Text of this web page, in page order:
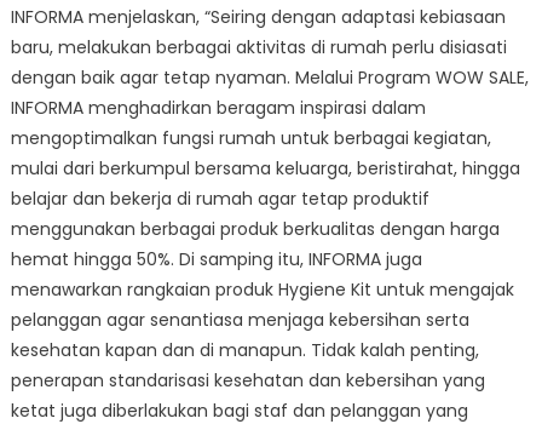
INFORMA menjelaskan, “Seiring dengan adaptasi kebiasaan
baru, melakukan berbagai aktivitas di rumah perlu disiasati
dengan baik agar tetap nyaman. Melalui Program WOW SALE,
INFORMA menghadirkan beragam inspirasi dalam
mengoptimalkan fungsi rumah untuk berbagai kegiatan,
mulai dari berkumpul bersama keluarga, beristirahat, hingga
belajar dan bekerja di rumah agar tetap produktif
menggunakan berbagai produk berkualitas dengan harga
hemat hingga 50%. Di samping itu, INFORMA juga
menawarkan rangkaian produk Hygiene Kit untuk mengajak
pelanggan agar senantiasa menjaga kebersihan serta
kesehatan kapan dan di manapun. Tidak kalah penting,
penerapan standarisasi kesehatan dan kebersihan yang
ketat juga diberlakukan bagi staf dan pelanggan yang